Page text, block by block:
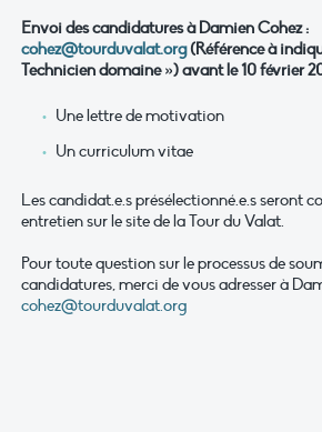
Envoi des candidatures à Damien Cohez :
cohez@tourduvalat.org(Référence à
Technicien domaine ») avant le 10 février
Une lettre de motivation
Un curriculum vitae
Les candidat.e.s présélectionné.e.s seront
entretien sur le site de la Tour du Valat.
Pour toute question sur le processus de
candidatures, merci de vous adresser à
cohez@tourduvalat.org